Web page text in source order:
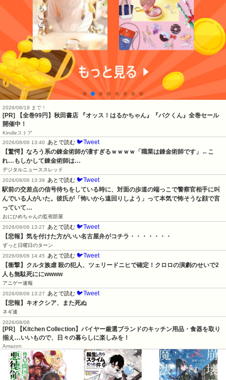
2026/08/19 まで！
[PR]
【全巻99円】秋田書店 『オッス！はるかちゃん』『バクくん』全巻セール
開催中！
Kindleストア
2026/08/06 13:40 あとで読む 🐦Tweet
【驚愕】なろう系の錬金術師が凄すぎるｗｗｗｗ「職業は錬金術師です」←こ
れ…もしかして錬金術師は…
デジタルニューススレッド
2026/08/06 13:39 あとで読む 🐦Tweet
駅前の交差点の信号待ちをしている時に、対面の歩道の端っこで警察官相手に叫
んでいる人がいた。彼氏が「怖いから遠回りしよう」って本気で怖そうな顔で言
っていて…
おにひめちゃんの監視部屋
2026/08/06 13:27 あとで読む 🐦Tweet
【悲報】気を付けた方がいい名古屋弁がコチラ・・・・・・・
ずっと日曜日のターン
2026/08/06 14:45 あとで読む 🐦Tweet
【衝撃】クルタ族虐 殺の犯人、ツェリードニヒで確定！クロロの演劇のせいで2
人も無駄死ににwwww
アニゲー速報
2026/08/06 13:27 あとで読む 🐦Tweet
【悲報】キオクシア、また死ぬ
ネギ速
2026/08/06
[PR] 【Kitchen Collection】バイヤー厳選ブランドのキッチン用品・食器を取り
揃え…いいもので、日々の暮らしに楽しみを！
Amazon